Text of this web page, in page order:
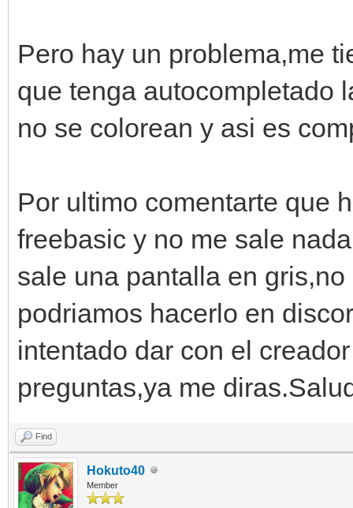
Pero hay un problema,me
que tenga autocompletado
no se colorean y asi es
Por ultimo comentarte que
freebasic y no me sale
sale una pantalla en
podriamos hacerlo en
intentado dar con el
preguntas,ya me
Find
Hokuto40
Member